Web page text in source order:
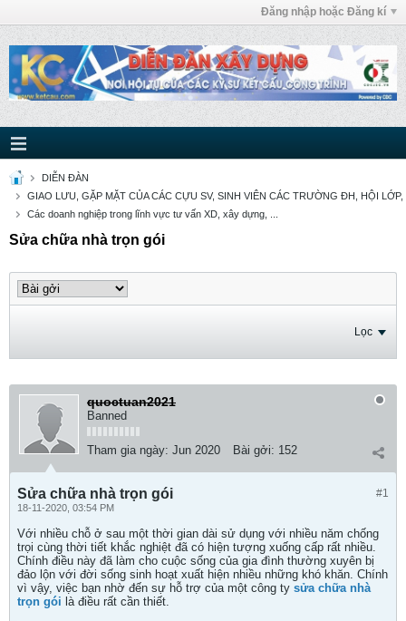
Đăng nhập hoặc Đăng kí
DIỄN ĐÀN
GIAO LƯU, GẶP MẶT CỦA CÁC CỰU SV, SINH VIÊN CÁC TRƯỜNG ĐH, HỘI LỚP,
Các doanh nghiệp trong lĩnh vực tư vấn XD, xây dựng, ...
Sửa chữa nhà trọn gói
Lọc
quoctuan2021
Banned
Tham gia ngày: Jun 2020 Bài gởi: 152
#1
Sửa chữa nhà trọn gói
18-11-2020, 03:54 PM
Với nhiều chỗ ở sau một thời gian dài sử dụng với nhiều năm chống
trọi cùng thời tiết khắc nghiệt đã có hiện tượng xuống cấp rất nhiều.
Chính điều này đã làm cho cuộc sống của gia đình thường xuyên bị
đảo lộn với đời sống sinh hoạt xuất hiện nhiều những khó khăn. Chính
vì vậy, việc bạn nhờ đến sự hỗ trợ của một công ty sửa chữa nhà
trọn gói là điều rất cần thiết.